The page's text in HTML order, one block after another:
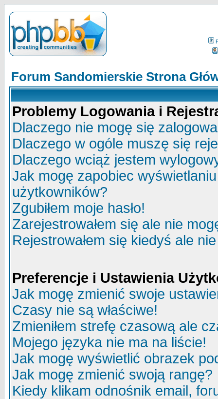
Forum Sandomierskie Strona
Problemy Logowania i
Dlaczego nie mogę się
Dlaczego w ogóle muszę się
Dlaczego wciąż jestem
Jak mogę zapobiec
użytkowników?
Zgubiłem moje hasło!
Zarejestrowałem się ale nie
Rejestrowałem się kiedyś ale
Preferencje i Ustawienia
Jak mogę zmienić swoje
Czasy nie są właściwe!
Zmieniłem strefę czasową ale
Mojego języka nie ma na liście!
Jak mogę wyświetlić obrazek
Jak mogę zmienić swoją rangę?
Kiedy klikam odnośnik email,